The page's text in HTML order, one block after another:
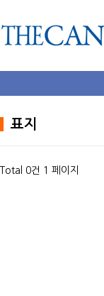
표지
Total 0건 1 페이지